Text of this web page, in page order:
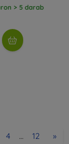
> 5 darab
4 … 12 »